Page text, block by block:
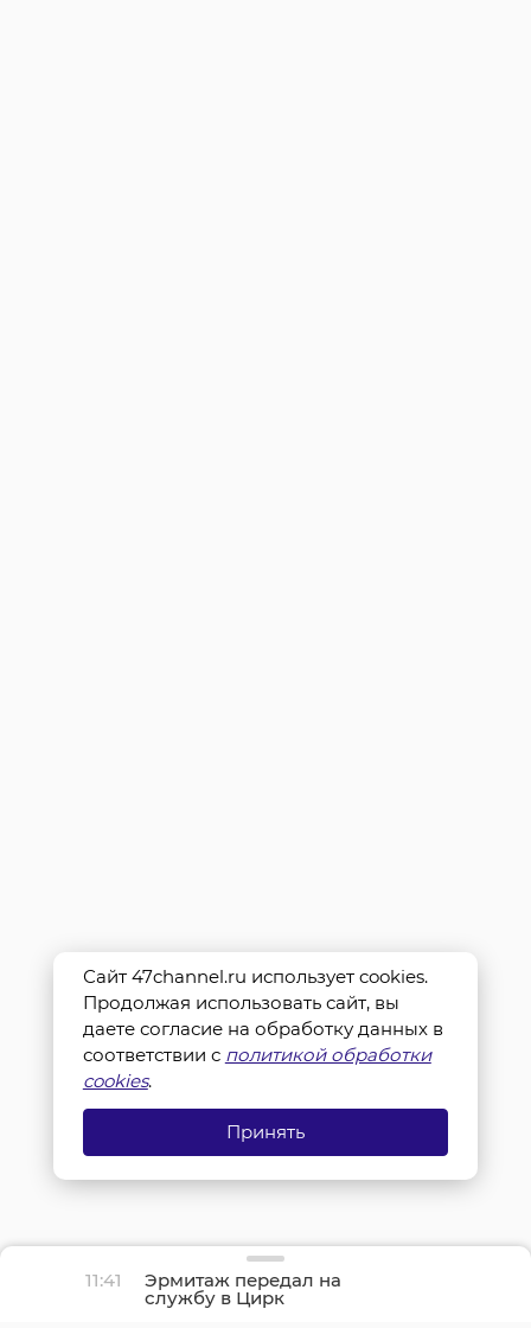
11:41 Эрмитаж передал на
службу в Цирк
Чинизелли кота по
Сайт 47channel.ru использует cookies.
Продолжая использовать сайт, вы
даете согласие на обработку данных в
соответствии с политикой обработки
cookies.
Принять